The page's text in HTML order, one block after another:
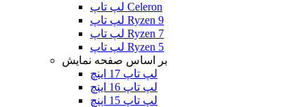
لپ تاپ Celeron
لپ تاپ Ryzen 9
لپ تاپ Ryzen 7
لپ تاپ Ryzen 5
بر اساس صفحه نمایش
لپ تاپ 17 اینچ
لپ تاپ 16 اینچ
لپ تاپ 15 اینچ